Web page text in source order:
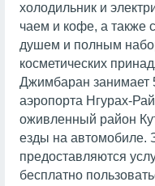
холодильник и
чаем и кофе, а также
душем и полным
косметических
Джимбаран занимает
аэропорта Нгурах-
оживленный район
езды на автомобиле.
предоставляются
бесплатно